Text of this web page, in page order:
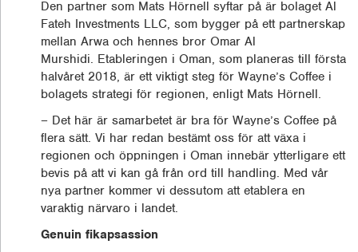
Den partner som Mats Hörnell syftar på är bolaget Al
Fateh Investments LLC, som bygger på ett partnerskap
mellan Arwa och hennes bror Omar Al
Murshidi. Etableringen i Oman, som planeras till första
halvåret 2018, är ett viktigt steg för Wayne’s Coffee i
bolagets strategi för regionen, enligt Mats Hörnell.
– Det här är samarbetet är bra för Wayne’s Coffee på
flera sätt. Vi har redan bestämt oss för att växa i
regionen och öppningen i Oman innebär ytterligare ett
bevis på att vi kan gå från ord till handling. Med vår
nya partner kommer vi dessutom att etablera en
varaktig närvaro i landet.
Genuin fikapsassion